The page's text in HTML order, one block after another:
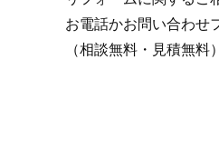
お電話かお問い合わせ
（相談無料・見積無料）